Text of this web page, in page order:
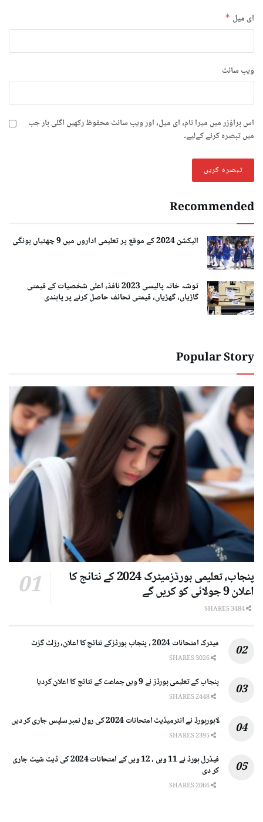
ای میل *
ویب‌ سائٹ
اس براؤزر میں میرا نام، ای میل، اور ویب سائٹ محفوظ رکھیں اگلی بار جب
میں تبصرہ کرنے کےلیے۔
Recommended
الیکشن 2024 کے موقع پر تعلیمی اداروں میں 9 چھٹیاں ہونگی
توشہ خانہ پالیسی 2023 نافذ، اعلٰی شخصیات کے قیمتی
گاڑیاں، گھڑیاں، قیمتی تحائف حاصل کرنے پر پابندی
Popular Story
پنجاب، تعلیمی بورڈزمیٹرک 2024 کے نتائج کا
اعلان 9 جولائی کو کریں گے
میٹرک امتحانات 2024 ، پنجاب بورڈزکے نتائج کا اعلان، رزلٹ گزٹ
پنجاب کے تعلیمی بورڈز نے 9 ویں جماعت کے نتائج کا اعلان کردیا
لاہوربورڈ نے انٹرمیڈیٹ امتحانات 2024 کی رول نمبر سلپس جاری کر دیں
فیڈرل بورڈ نے 11 ویں ، 12 ویں کے امتحانات 2024 کی ڈیٹ شیٹ جاری
کر دی